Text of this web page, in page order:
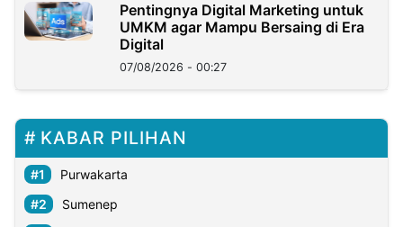
Pentingnya Digital Marketing untuk
UMKM agar Mampu Bersaing di Era
Digital
07/08/2026 - 00:27
KABAR PILIHAN
Purwakarta
Sumenep